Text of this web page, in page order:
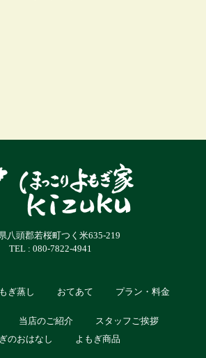
八頭郡若桜町つく米635-219
TEL : 080-7822-4941
ぎ蒸し おてあて プラン・料金
当店のご紹介
スタッフご挨拶
のおはなし
よもぎ商品